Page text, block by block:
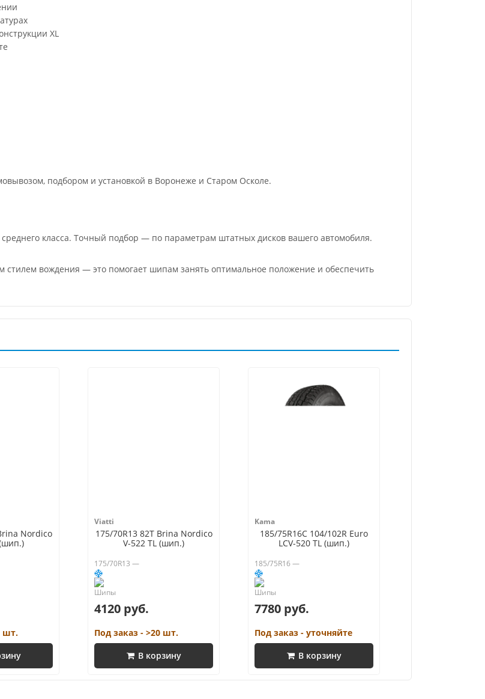
XL
подбором и установкой в Воронеже и Старом Осколе.
класса. Точный подбор — по параметрам штатных дисков вашего автомобиля.
стилем вождения — это помогает шипам занять оптимальное положение и обеспечить
Nordico
шт.
Viatti
175/70R13 82T Brina Nordico
V-522 TL (шип.)
175/70R13 —
4120 руб.
Под заказ - >20 шт.
В корзину
Kama
185/75R16C 104/102R Euro
LCV-520 TL (шип.)
185/75R16 —
7780 руб.
Под заказ - уточняйте
В корзину